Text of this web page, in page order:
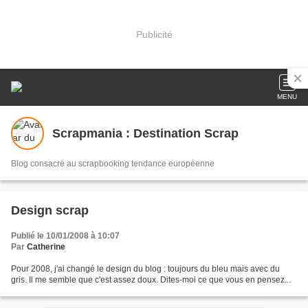
Publicité
MENU
Scrapmania : Destination Scrap
Blog consacré au scrapbooking tendance européenne
Design scrap
Publié le 10/01/2008 à 10:07
Par Catherine
Pour 2008, j'ai changé le design du blog : toujours du bleu mais avec du
gris. Il me semble que c'est assez doux. Dites-moi ce que vous en pensez...